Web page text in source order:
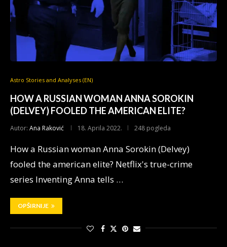
Astro Stories and Analyses (EN)
HOW A RUSSIAN WOMAN ANNA SOROKIN
(DELVEY) FOOLED THE AMERICAN ELITE?
Autor: Ana Raković 18. Aprila 2022. 248 pogleda
How a Russian woman Anna Sorokin (Delvey)
fooled the american elite? Netflix's true-crime
series Inventing Anna tells …
OPŠIRNIJE